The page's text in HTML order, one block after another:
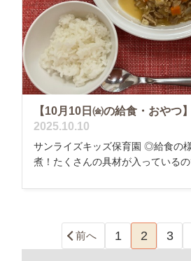
【10月10日㈮の給食・おやつ】
2025.10.10
サンライズキッズ保育園 ◎給食の
煮！たくさんの具材が入っているの
前へ 1 2 3